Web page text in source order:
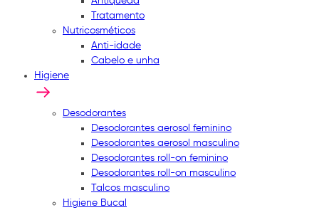
Tratamento
Nutricosméticos
Anti-idade
Cabelo e unha
Higiene
Desodorantes
Desodorantes aerosol feminino
Desodorantes aerosol masculino
Desodorantes roll-on feminino
Desodorantes roll-on masculino
Talcos masculino
Higiene Bucal